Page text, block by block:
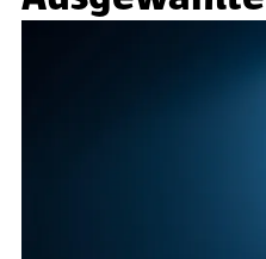
Studium"
seit 2004 Prorektor